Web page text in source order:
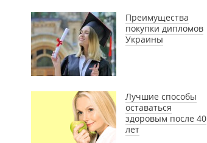
Преимущества
покупки дипломов
Украины
Лучшие способы
оставаться
здоровым после 40
лет